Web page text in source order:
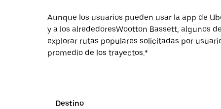
Aunque los usuarios pueden usar la app de
y a los alrededoresWootton Bassett, algunos
explorar rutas populares solicitadas por
promedio de los trayectos.*
Destino